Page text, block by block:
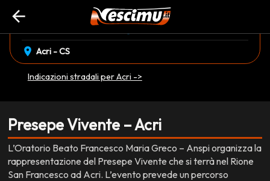
arrow_back
EVENTO CONCLUSO
sabato 27 Dicembre 17:30
location_on Acri - CS
Indicazioni stradali per Acri ->
Presepe Vivente – Acri
L’Oratorio Beato Francesco Maria Greco – Anspi organizza la
rappresentazione del Presepe Vivente che si terrà nel Rione
San Francesco ad Acri. L’evento prevede un percorso